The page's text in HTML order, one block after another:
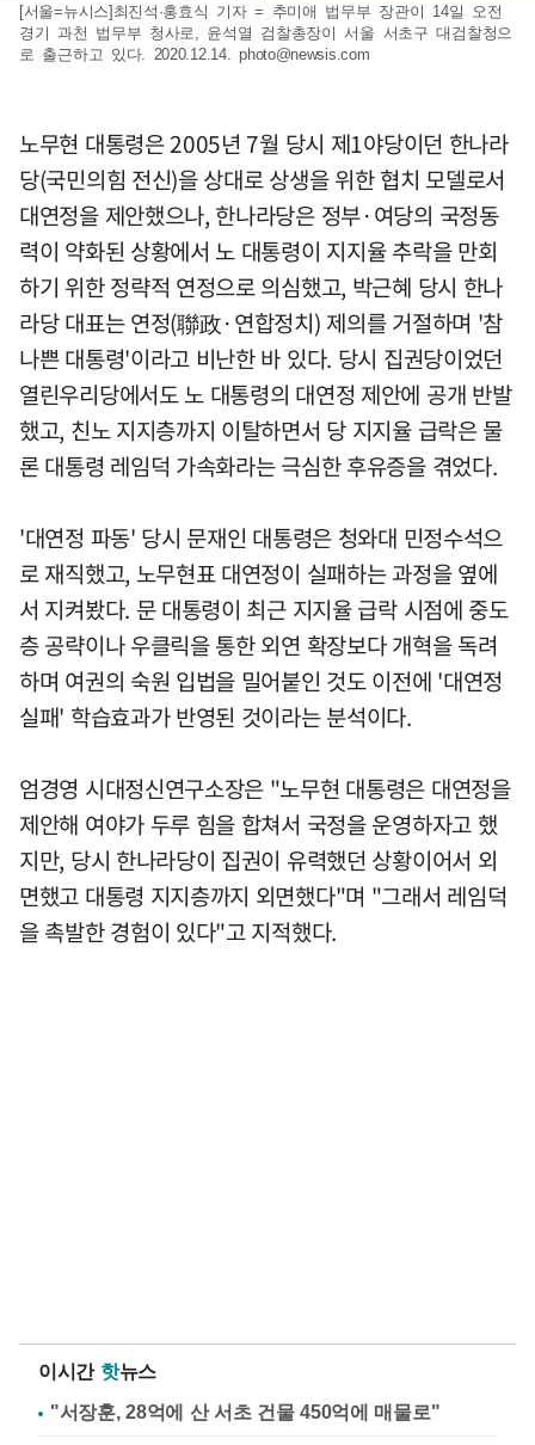
[서울=뉴시스]최진석·홍효식 기자 = 추미애 법무부 장관이 14일 오전
경기 과천 법무부 청사로, 윤석열 검찰총장이 서울 서초구 대검찰청으
로 출근하고 있다. 2020.12.14.photo@newsis.com
노무현 대통령은 2005년 7월 당시 제1야당이던 한나라
당(국민의힘 전신)을 상대로 상생을 위한 협치 모델로서
대연정을 제안했으나, 한나라당은 정부·여당의 국정동
력이 약화된 상황에서 노 대통령이 지지율 추락을 만회
하기 위한 정략적 연정으로 의심했고, 박근혜 당시 한나
라당 대표는 연정(聯政·연합정치) 제의를 거절하며 '참
나쁜 대통령'이라고 비난한 바 있다. 당시 집권당이었던
열린우리당에서도 노 대통령의 대연정 제안에 공개 반발
했고, 친노 지지층까지 이탈하면서 당 지지율 급락은 물
론 대통령 레임덕 가속화라는 극심한 후유증을 겪었다.
'대연정 파동' 당시 문재인 대통령은 청와대 민정수석으
로 재직했고, 노무현표 대연정이 실패하는 과정을 옆에
서 지켜봤다. 문 대통령이 최근 지지율 급락 시점에 중도
층 공략이나 우클릭을 통한 외연 확장보다 개혁을 독려
하며 여권의 숙원 입법을 밀어붙인 것도 이전에 '대연정
실패' 학습효과가 반영된 것이라는 분석이다.
엄경영 시대정신연구소장은 "노무현 대통령은 대연정을
제안해 여야가 두루 힘을 합쳐서 국정을 운영하자고 했
지만, 당시 한나라당이 집권이 유력했던 상황이어서 외
면했고 대통령 지지층까지 외면했다"며 "그래서 레임덕
을 촉발한 경험이 있다"고 지적했다.
이시간 핫뉴스
"서장훈, 28억에 산 서초 건물 450억에 매물로"